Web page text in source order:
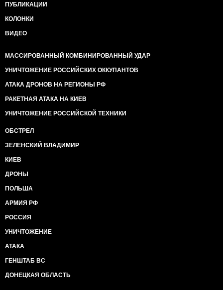
ПУБЛИКАЦИИ
КОЛОНКИ
ВИДЕО
МАССИРОВАННЫЙ КОМБИНИРОВАННЫЙ УДАР
УНИЧТОЖЕНИЕ РОССИЙСКИХ ОККУПАНТОВ
АТАКА ДРОНОВ НА РЕГИОНЫ РФ
РАКЕТНАЯ АТАКА НА КИЕВ
УНИЧТОЖЕНИЕ РОССИЙСКОЙ ТЕХНИКИ
ОБСТРЕЛ
ЗЕЛЕНСКИЙ ВЛАДИМИР
КИЕВ
ДРОНЫ
ПОЛЬША
АРМИЯ РФ
РОССИЯ
УНИЧТОЖЕНИЕ
АТАКА
ГЕНШТАБ ВС
ДОНЕЦКАЯ ОБЛАСТЬ